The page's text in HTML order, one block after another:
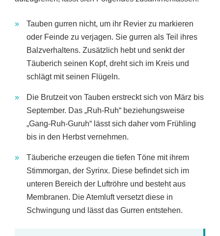
Tauben gurren nicht, um ihr Revier zu markieren
oder Feinde zu verjagen. Sie gurren als Teil ihres
Balzverhaltens. Zusätzlich hebt und senkt der
Täuberich seinen Kopf, dreht sich im Kreis und
schlägt mit seinen Flügeln.
Die Brutzeit von Tauben erstreckt sich von März bis
September. Das „Ruh-Ruh“ beziehungsweise
„Gang-Ruh-Guruh“ lässt sich daher vom Frühling
bis in den Herbst vernehmen.
Täuberiche erzeugen die tiefen Töne mit ihrem
Stimmorgan, der Syrinx. Diese befindet sich im
unteren Bereich der Luftröhre und besteht aus
Membranen. Die Atemluft versetzt diese in
Schwingung und lässt das Gurren entstehen.